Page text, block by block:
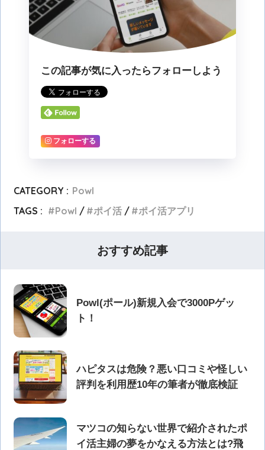
この記事が気に入ったらフォローしよう
フォローする
CATEGORY : Powl
TAGS :
Powl ポイ活 ポイ活アプリ
おすすめ記事
Powl(ポール)新規入会で3000Pゲッ
ト！
ハピタスは危険？悪い口コミや怪しい
評判を利用歴10年の筆者が徹底検証
マツコの知らない世界で紹介されたポ
イ活主婦の夢をかなえる方法とは?飛